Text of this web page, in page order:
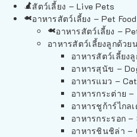
สัตว์เลี้ยง – Live Pets
อาหารสัตว์เลี้ยง – Pet Food
อาหารสัตว์เลี้ยง –
อาหารสัตว์เลี้ยงลูกด้วย
อาหารสัตว์เลี้ยง
อาหารสุนัข –
อาหารแมว – Cat
อาหารกระต่าย –
อาหารชูก้าร์ไกล
อาหารกระรอก –
อาหารชินชิล่า –